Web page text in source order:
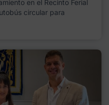
en el Recinto Ferial
circular para